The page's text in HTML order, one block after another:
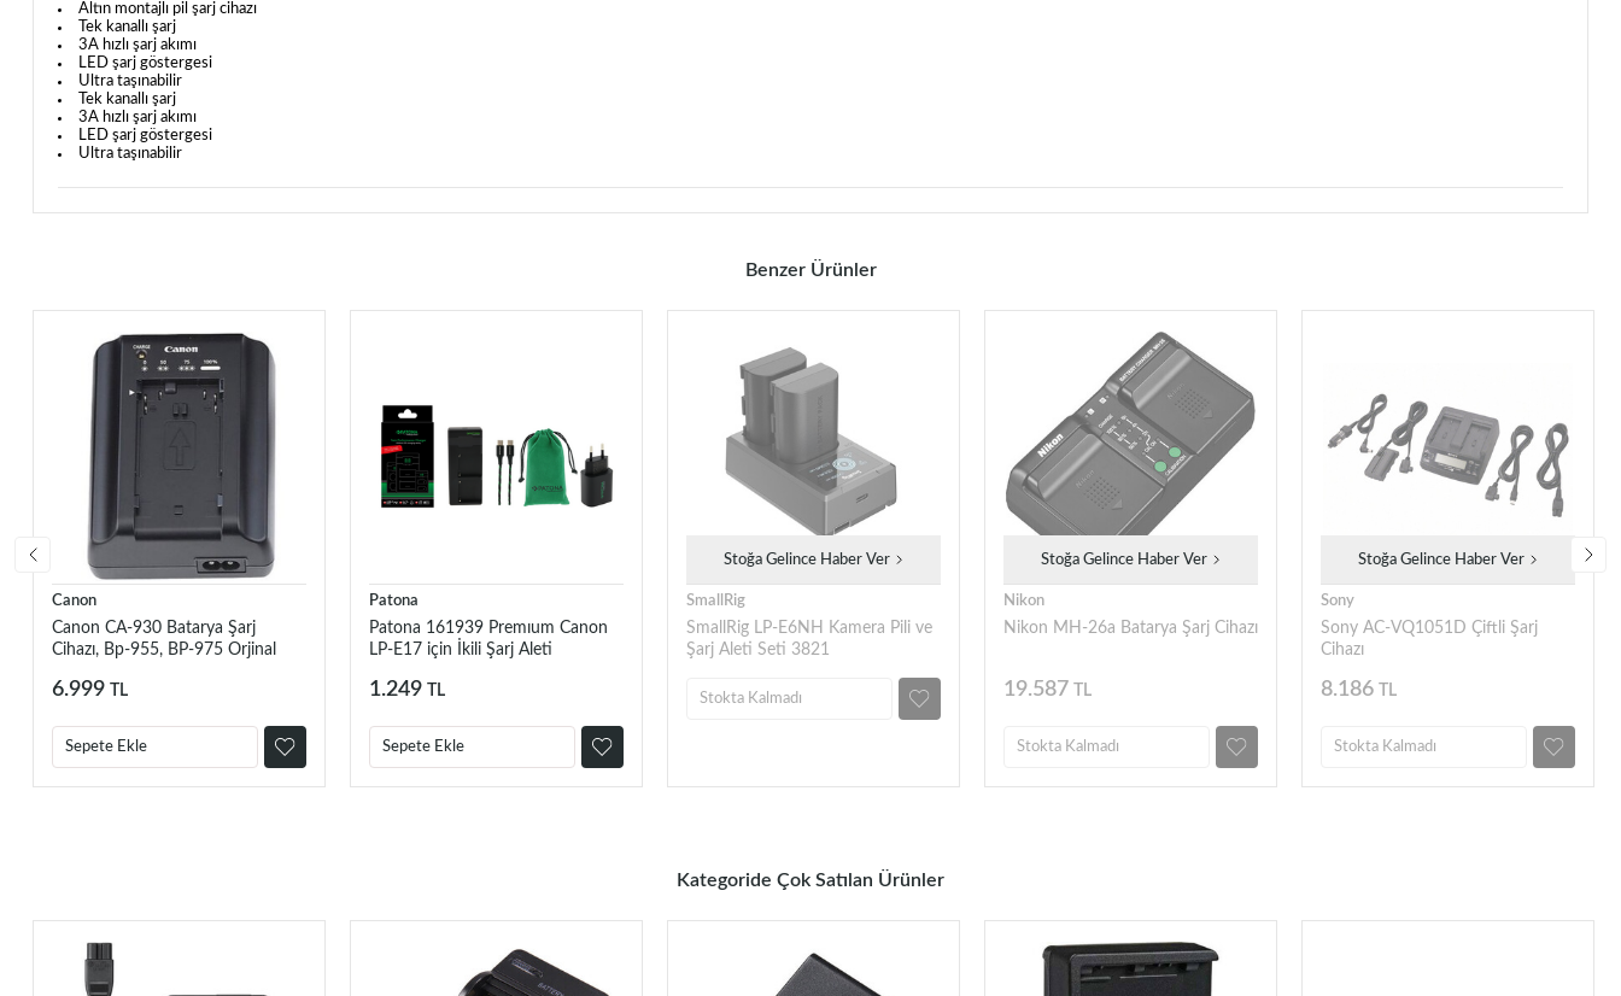
Altın montajlı pil şarj cihazı
Tek kanallı şarj
3A hızlı şarj akımı
LED şarj göstergesi
Ultra taşınabilir
Tek kanallı şarj
3A hızlı şarj akımı
LED şarj göstergesi
Ultra taşınabilir
Benzer Ürünler
Canon
Canon CA-930 Batarya Şarj
Cihazı, Bp-955, BP-975 Orjinal
6.999 TL
Sepete Ekle
Patona
Patona 161939 Premıum Canon
LP-E17 için İkili Şarj Aleti
1.249 TL
Sepete Ekle
Stoğa Gelince Haber Ver
SmallRig
SmallRig LP-E6NH Kamera Pili ve
Şarj Aleti Seti 3821
Stokta Kalmadı
Stoğa Gelince Haber Ver
Nikon
Nikon MH-26a Batarya Şarj Cihazı
19.587 TL
Stokta Kalmadı
Stoğa Gelince Haber Ver
Sony
Sony AC-VQ1051D Çiftli Şarj
Cihazı
8.186 TL
Stokta Kalmadı
Kategoride Çok Satılan Ürünler